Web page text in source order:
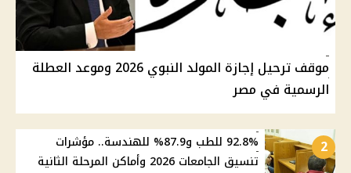
موقف ترحيل إجازة المولد النبوي 2026 وموعد العطلة
الرسمية في مصر
2
92.8% للطب و87.9% للهندسة.. مؤشرات
تنسيق الجامعات 2026 وأماكن المرحلة الثانية